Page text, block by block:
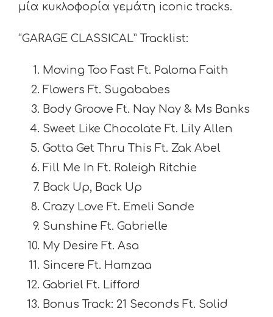
μία κυκλοφορία γεμάτη iconic tracks.
“GARAGE CLASSICAL” Tracklist:
Moving Too Fast Ft. Paloma Faith
Flowers Ft. Sugababes
Body Groove Ft. Nay Nay & Ms Banks
Sweet Like Chocolate Ft. Lily Allen
Gotta Get Thru This Ft. Zak Abel
Fill Me In Ft. Raleigh Ritchie
Back Up, Back Up
Crazy Love Ft. Emeli Sande
Sunshine Ft. Gabrielle
My Desire Ft. Asa
Sincere Ft. Hamzaa
Gabriel Ft. Lifford
Bonus Track: 21 Seconds Ft. Solid